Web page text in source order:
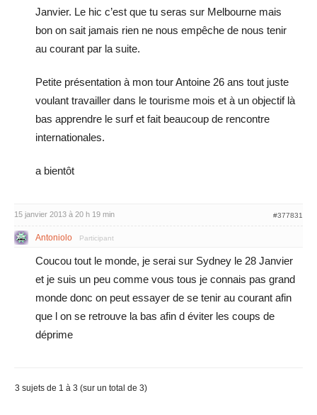
Janvier. Le hic c’est que tu seras sur Melbourne mais
bon on sait jamais rien ne nous empêche de nous tenir
au courant par la suite.
Petite présentation à mon tour Antoine 26 ans tout juste
voulant travailler dans le tourisme mois et à un objectif là
bas apprendre le surf et fait beaucoup de rencontre
internationales.
a bientôt
15 janvier 2013 à 20 h 19 min #377831
Antoniolo Participant
Coucou tout le monde, je serai sur Sydney le 28 Janvier
et je suis un peu comme vous tous je connais pas grand
monde donc on peut essayer de se tenir au courant afin
que l on se retrouve la bas afin d éviter les coups de
déprime
3 sujets de 1 à 3 (sur un total de 3)